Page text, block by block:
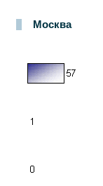
Москва